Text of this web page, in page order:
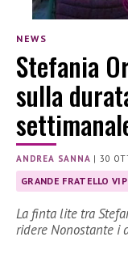
NEWS
Stefania
sulla
ANDREA SANNA |30
GRANDE FRATELLO
La finta lite tra
ridere Nonostante